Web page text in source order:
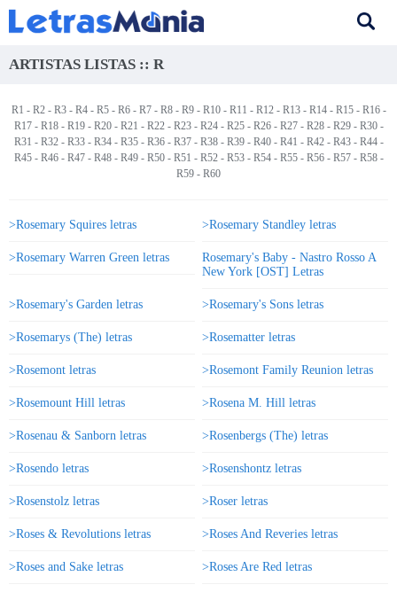
ARTISTAS LISTAS :: R
R1 - R2- R3- R4- R5- R6- R7- R8- R9- R10- R11 - R12- R13- R14- R15- R16-
R17- R18- R19- R20- R21 - R22- R23- R24- R25- R26- R27- R28- R29- R30-
R31 - R32- R33- R34- R35- R36- R37- R38- R39- R40- R41 - R42- R43- R44-
R45- R46- R47- R48- R49- R50- R51 - R52- R53- R54- R55- R56- R57- R58-
R59 - R60
>Rosemary Squires letras >Rosemary Standley letras
>Rosemary Warren Green letras
Rosemary's Baby - Nastro Rosso A
New York [OST] Letras
>Rosemary's Garden letras >Rosemary's Sons letras
>Rosemarys (The) letras >Rosematter letras
>Rosemont letras >Rosemont Family Reunion letras
>Rosemount Hill letras >Rosena M. Hill letras
>Rosenau & Sanborn letras >Rosenbergs (The) letras
>Rosendo letras >Rosenshontz letras
>Rosenstolz letras >Roser letras
>Roses & Revolutions letras >Roses And Reveries letras
>Roses and Sake letras >Roses Are Red letras